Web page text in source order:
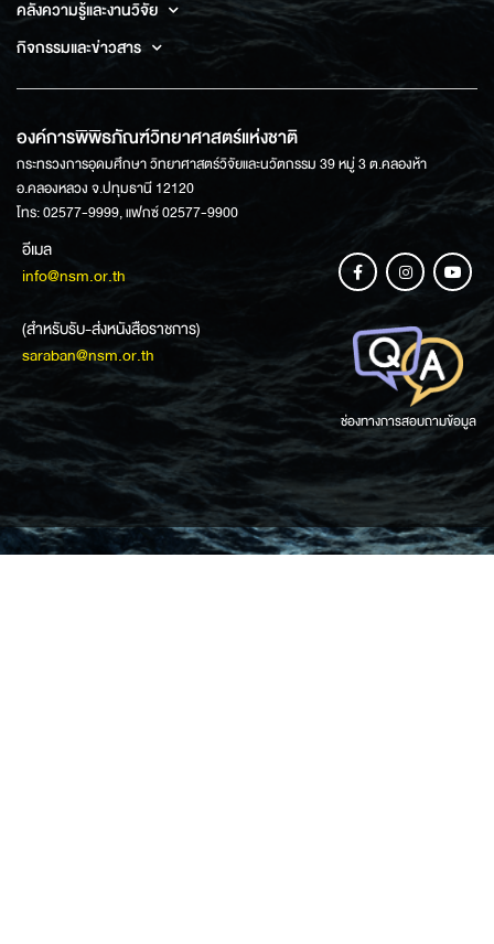
คลังความรู้และงานวิจัย
กิจกรรมและข่าวสาร
องค์การพิพิธภัณฑ์วิทยาศาสตร์แห่งชาติ
กระทรวงการอุดมศึกษา วิทยาศาสตร์วิจัยและนวัตกรรม 39 หมู่ 3 ต.คลองห้า
อ.คลองหลวง จ.ปทุมธานี 12120
โทร: 02577-9999, แฟกซ์ 02577-9900
อีเมล
info@nsm.or.th
(สำหรับรับ-ส่งหนังสือราชการ)
saraban@nsm.or.th
ช่องทางการสอบถามข้อมูล